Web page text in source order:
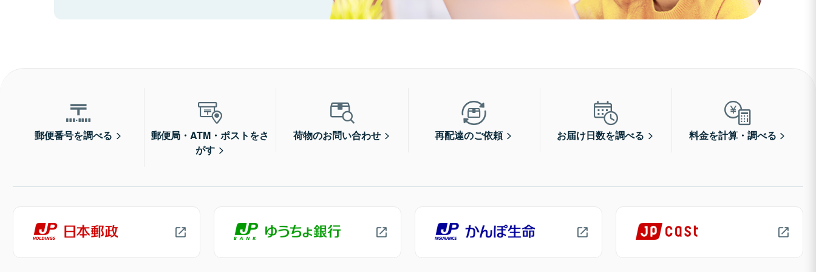
郵便番号を調べる
郵便局・ATM・ポストをさ
がす
荷物のお問い合わせ 再配達のご依頼 お届け日数を調べる 料金を計算・調べる